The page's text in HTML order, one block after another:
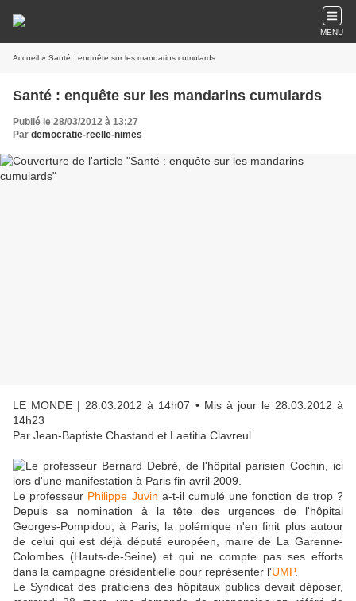
MENU
Accueil » Santé : enquête sur les mandarins cumulards
Santé : enquête sur les mandarins cumulards
Publié le 28/03/2012 à 13:27
Par democratie-reelle-nimes
LE MONDE | 28.03.2012 à 14h07 • Mis à jour le 28.03.2012 à
14h23
Par Jean-Baptiste Chastand et Laetitia Clavreul
Le professeur Philippe Juvin a-t-il cumulé une fonction de trop ?
Depuis sa nomination à la tête des urgences de l'hôpital
Georges-Pompidou, à Paris, la polémique n'en finit plus autour
de celui qui est déjà député européen, maire de La Garenne-
Colombes (Hauts-de-Seine) et qui ne compte pas ses efforts
dans la campagne présidentielle pour représenter l'UMP.
Le Syndicat des praticiens des hôpitaux publics devait déposer,